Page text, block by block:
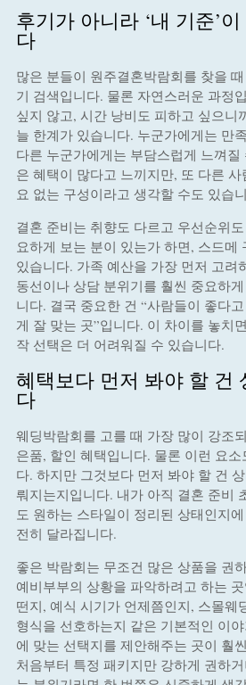
후기가 아니라 ‘내 기준’
다
많은 분들이 원주결혼박람회를 찾을
기 검색입니다. 물론 자연스러운 과정
싶지 않고, 시간 낭비도 피하고 싶으니
늘 한계가 있습니다. 누군가에게는 만
다른 누군가에게는 부담스럽게 느껴
은 혜택이 많다고 느끼지만, 또 다른
요 없는 구성이라고 생각할 수도 있습
결혼 준비는 취향도 다르고 우선순위
요하게 보는 분이 있는가 하면, 스드메
있습니다. 가족 예산을 가장 먼저 고려
동선이나 상담 분위기를 훨씬 중요하
니다. 결국 중요한 건 “사람들이 좋다
게 잘 맞는 곳”입니다. 이 차이를 놓치
작 선택은 더 어려워질 수 있습니다.
혜택보다 먼저 봐야 할 건
다
웨딩박람회를 고를 때 가장 많이 강조
은품, 할인 혜택입니다. 물론 이런 요
다. 하지만 그것보다 먼저 봐야 할 건
뤄지는지입니다. 내가 아직 결혼 준비
도 원하는 스타일이 정리된 상태인지
전히 달라집니다.
좋은 박람회는 무조건 많은 상품을 권
예비부부의 상황을 파악하려고 하는
떤지, 예식 시기가 언제쯤인지, 스몰웨
형식을 선호하는지 같은 기본적인 이
에 맞는 선택지를 제안해주는 곳이 훨
처음부터 특정 패키지만 강하게 권하